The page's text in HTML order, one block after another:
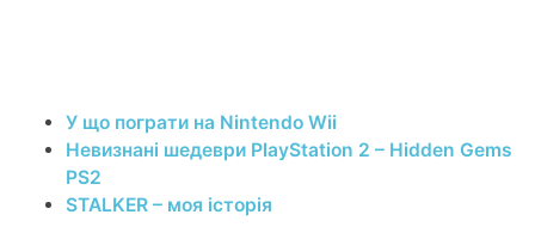
У що пограти на Nintendo Wii
Невизнані шедеври PlayStation 2 – Hidden Gems
PS2
STALKER – моя історія